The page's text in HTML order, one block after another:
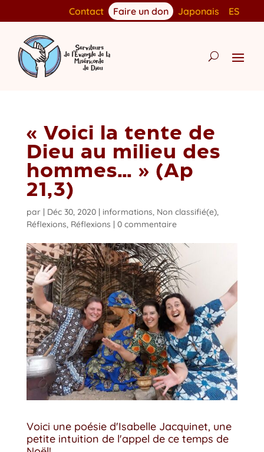
Contact Faire un don Japonais ES
« Voici la tente de
Dieu au milieu des
hommes… » (Ap
21,3)
par Déc 30, 2020| informations, Non classifié(e),
Réflexions, Réflexions 0 commentaire
Voici une poésie d'Isabelle Jacquinet, une
petite intuition de l'appel de ce temps de